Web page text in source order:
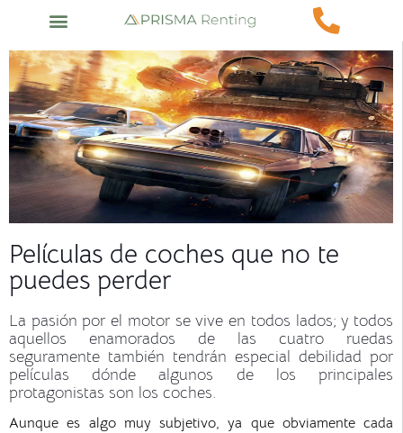
Películas de coches que no te
puedes perder
La pasión por el motor se vive en todos lados; y todos
aquellos enamorados de las cuatro ruedas
seguramente también tendrán especial debilidad por
películas dónde algunos de los principales
protagonistas son los coches.
Aunque es algo muy subjetivo, ya que obviamente cada